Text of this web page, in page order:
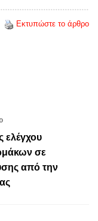
Εκτυπώστε το άρθρο
σε
από την